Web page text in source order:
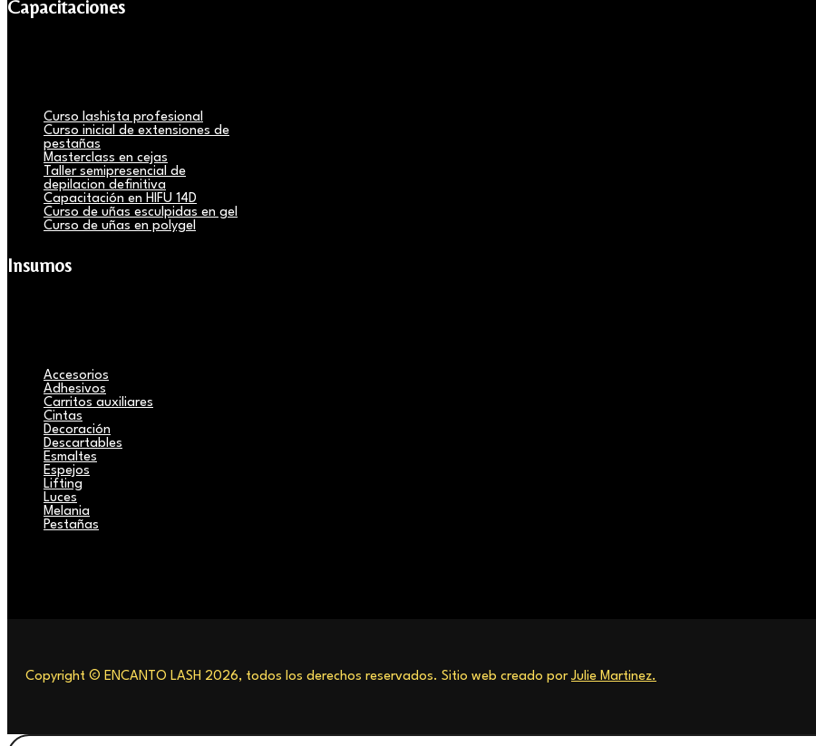
Capacitaciones
Curso lashista profesional
Curso inicial de extensiones de
pestañas
Masterclass en cejas
Taller semipresencial de
depilacion definitiva
Capacitación en HIFU 14D
Curso de uñas esculpidas en gel
Curso de uñas en polygel
Insumos
Accesorios
Adhesivos
Carritos auxiliares
Cintas
Decoración
Descartables
Esmaltes
Espejos
Lifting
Luces
Melania
Pestañas
Copyright © ENCANTO LASH 2026, todos los derechos reservados. Sitio web creado por Julie Martinez.